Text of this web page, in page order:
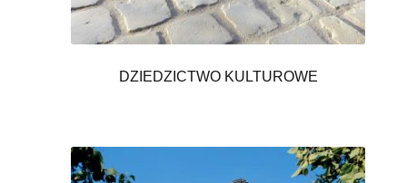
DZIEDZICTWO KULTUROWE